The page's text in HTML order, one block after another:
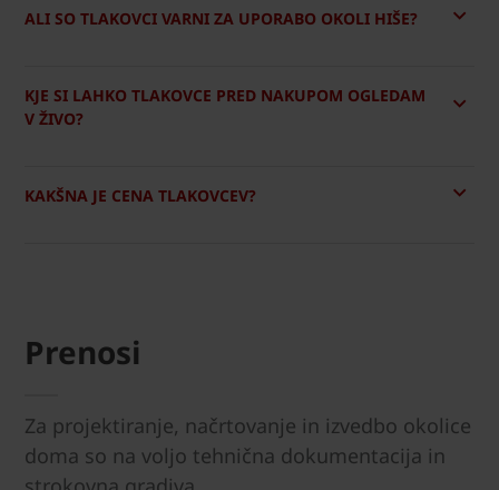
ALI SO TLAKOVCI VARNI ZA UPORABO OKOLI HIŠE?
KJE SI LAHKO TLAKOVCE PRED NAKUPOM OGLEDAM
V ŽIVO?
KAKŠNA JE CENA TLAKOVCEV?
Prenosi
Za projektiranje, načrtovanje in izvedbo okolice
doma so na voljo tehnična dokumentacija in